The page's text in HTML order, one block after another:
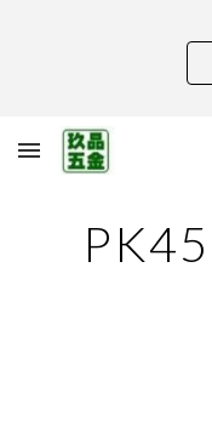
Skip to main content